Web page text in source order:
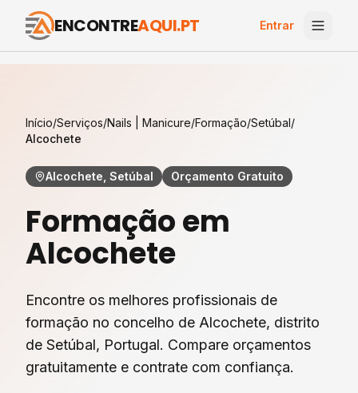
ENCONTREAQUI.PT Entrar
Início/Serviços/Nails | Manicure/Formação/Setúbal/
Alcochete
Alcochete, Setúbal Orçamento Gratuito
Formaçãoem
Alcochete
Encontre os melhores profissionais de
formação no concelho de Alcochete, distrito
de Setúbal, Portugal. Compare orçamentos
gratuitamente e contrate com confiança.